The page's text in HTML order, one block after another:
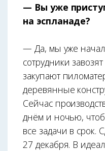
— Вы уже
на эспланаде?
— Да, мы уже
сотрудники
закупают
деревянные
Сейчас
днём и ночью,
все задачи в срок.
27 декабря. В